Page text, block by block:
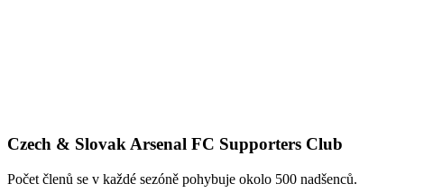
Czech & Slovak Arsenal FC Supporters Club
Počet členů se v každé sezóně pohybuje okolo 500 nadšenců.